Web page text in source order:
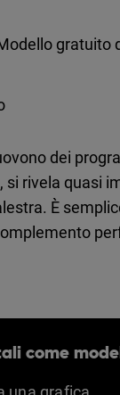
gratuito
dei
rivela quasi
È
come